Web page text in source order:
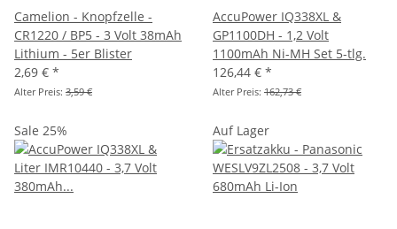
Camelion - Knopfzelle -
CR1220 / BP5 - 3 Volt 38mAh
Lithium - 5er Blister
2,69 € *
Alter Preis: 3,59 €
AccuPower IQ338XL &
GP1100DH - 1,2 Volt
1100mAh Ni-MH Set 5-tlg.
126,44 € *
Alter Preis: 162,73 €
Sale 25% Auf Lager